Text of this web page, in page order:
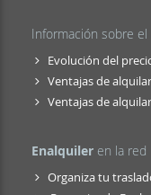
Información sobre el
Evolución del
Ventajas de
Ventajas de
Enalquiler en la red
Organiza tu